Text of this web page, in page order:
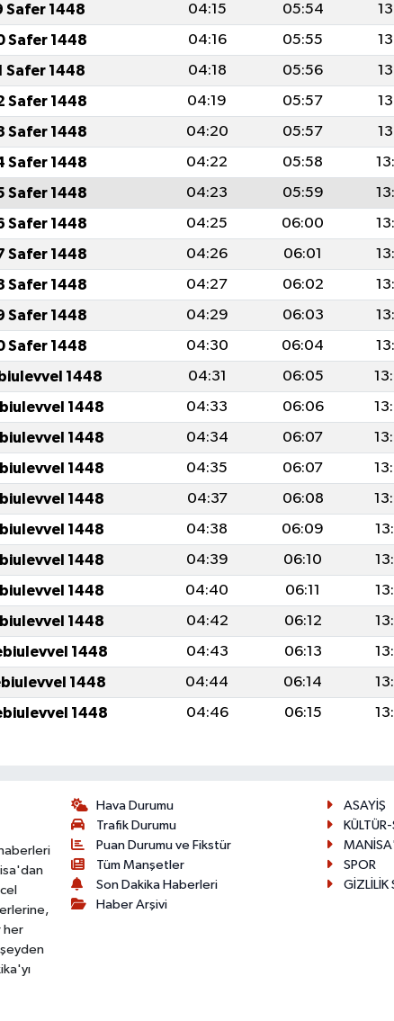
Safer 1448 04:15 05:54
Safer 1448 04:16 05:55
Safer 1448 04:18 05:56
Safer 1448 04:19 05:57
Safer 1448 04:20 05:57
Safer 1448 04:22 05:58
Safer 1448 04:23 05:59
Safer 1448 04:25 06:00
Safer 1448 04:26 06:01
Safer 1448 04:27 06:02
Safer 1448 04:29 06:03
Safer 1448 04:30 06:04
1448 04:31 06:05
1448 04:33 06:06
1448 04:34 06:07
1448 04:35 06:07
1448 04:37 06:08
1448 04:38 06:09
1448 04:39 06:10
1448 04:40 06:11
1448 04:42 06:12
1448 04:43 06:13
1448 04:44 06:14
1448 04:46 06:15
her
Hava Durumu
Trafik Durumu
Puan Durumu ve Fikstür
Tüm Manşetler
Son Dakika Haberleri
Haber Arşivi
ASAYİŞ
SPOR
GİZLİLİK